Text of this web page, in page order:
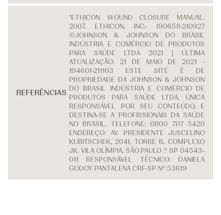
REFERÊNCIAS
¹ETHICON WOUND CLOSURE MANUAL.
2007. ETHICON, INC.- 190658-210927
©JOHNSON & JOHNSON DO BRASIL
INDÚSTRIA E COMÉRCIO DE PRODUTOS
PARA SAÚDE LTDA 2021 | ÚLTIMA
ATUALIZAÇÃO: 21 DE MAIO DE 2021 -
194601-211103 ESTE SITE É DE
PROPRIEDADE DA JOHNSON & JOHNSON
DO BRASIL INDÚSTRIA E COMÉRCIO DE
PRODUTOS PARA SAÚDE LTDA, ÚNICA
RESPONSÁVEL POR SEU CONTEÚDO, E
DESTINA-SE A PROFISSIONAIS DA SAÚDE
NO BRASIL. TELEFONE: 0800 707 5420
ENDEREÇO: AV. PRESIDENTE JUSCELINO
KUBITSCHEK, 2041, TORRE B, COMPLEXO
JK. VILA OLÍMPIA, SÃO PAULO ? SP 04543-
011 RESPONSÁVEL TÉCNICO: DANIELA
GODOY PANTALENA CRF-SP Nº 53619